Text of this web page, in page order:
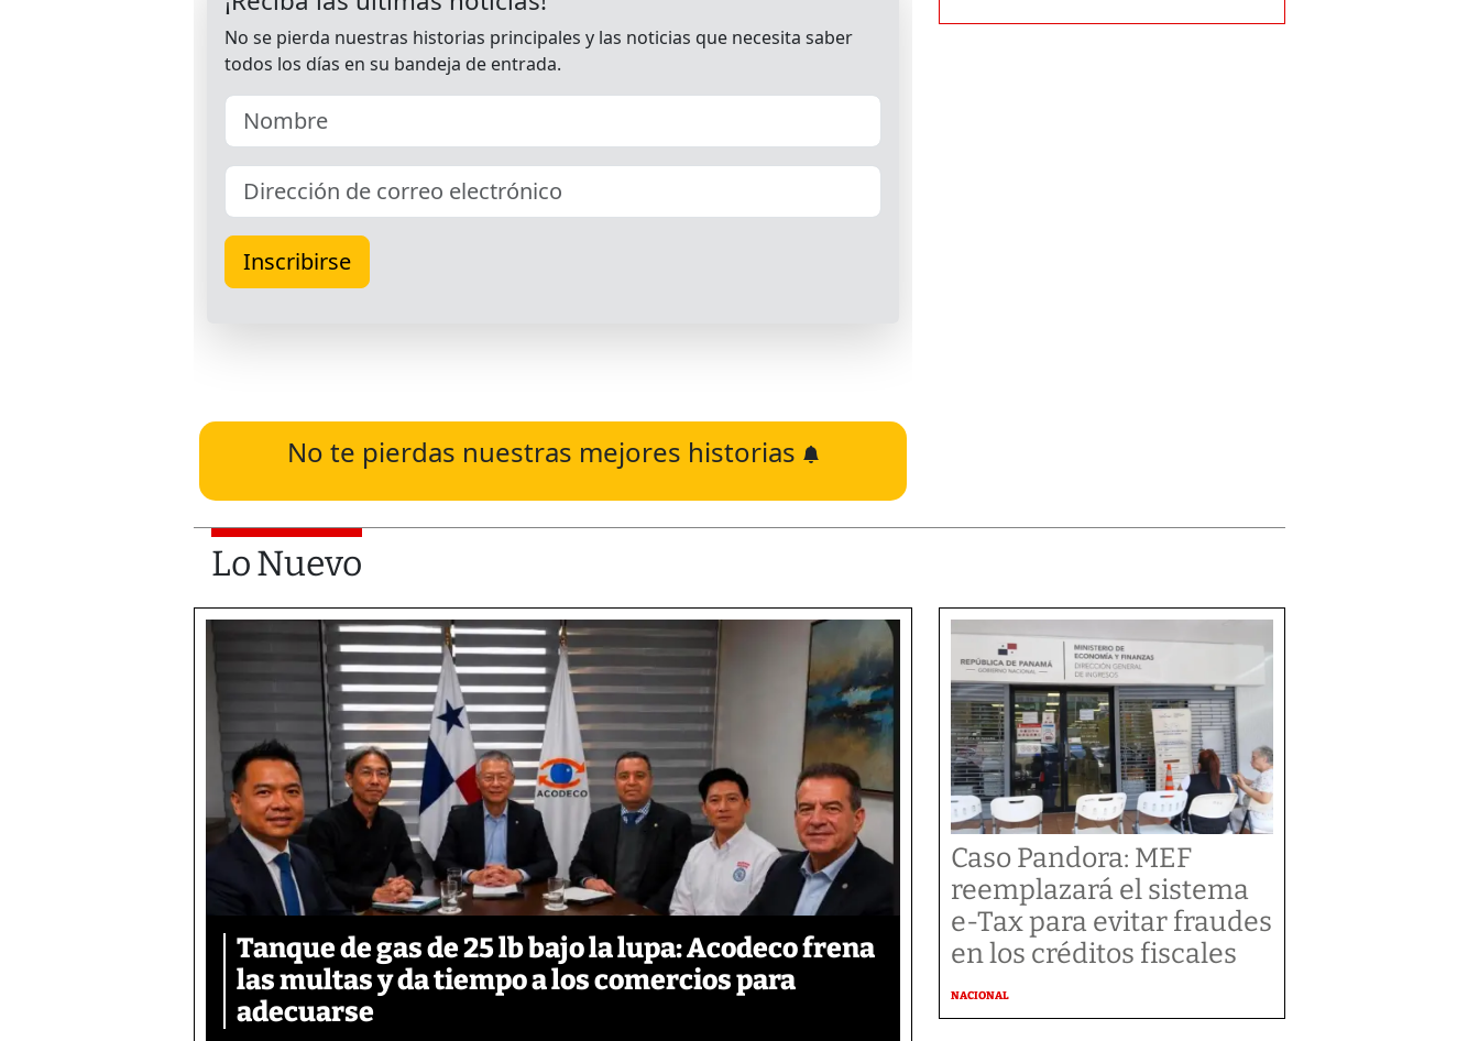
No te pierdas nuestras mejores historias
Lo Nuevo
Tanque de gas de 25 lb bajo la lupa: Acodeco frena
las multas y da tiempo a los comercios para
adecuarse
Caso Pandora: MEF
reemplazará el sistema
e-Tax para evitar fraudes
en los créditos fiscales
NACIONAL